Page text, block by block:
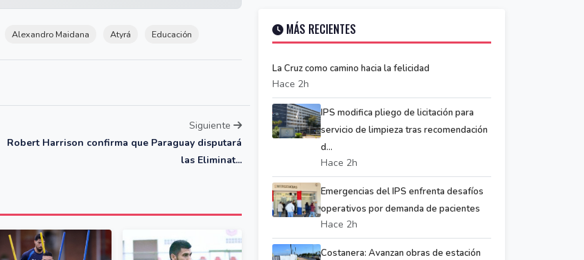
Alexandro Maidana Atyrá Educación
Siguiente
Robert Harrison confirma que Paraguay disputará
las Eliminat...
MÁS RECIENTES
La Cruz como camino hacia la felicidad
Hace 2h
IPS modifica pliego de licitación para
servicio de limpieza tras recomendación
d...
Hace 2h
Emergencias del IPS enfrenta desafíos
operativos por demanda de pacientes
Hace 2h
Costanera: Avanzan obras de estación